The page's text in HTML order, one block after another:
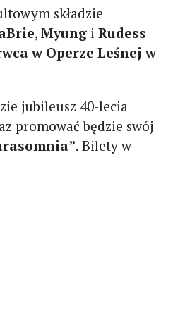
składzie
, Myung i Rudess
w Operze Leśnej w
jubileusz 40-lecia
promować będzie swój
. Bilety w